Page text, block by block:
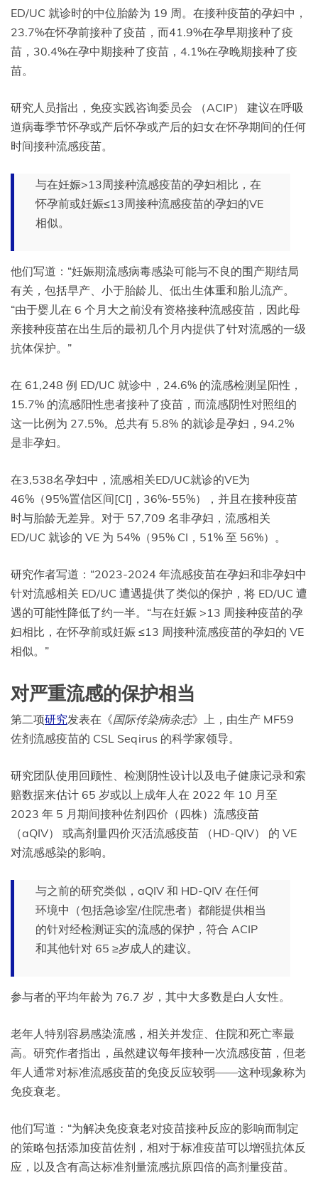
ED/UC 就诊时的中位胎龄为 19 周。在接种疫苗的孕妇中，
23.7%在怀孕前接种了疫苗，而41.9%在孕早期接种了疫
苗，30.4%在孕中期接种了疫苗，4.1%在孕晚期接种了疫
苗。
研究人员指出，免疫实践咨询委员会 （ACIP） 建议在呼吸
道病毒季节怀孕或产后怀孕或产后的妇女在怀孕期间的任何
时间接种流感疫苗。
与在妊娠>13周接种流感疫苗的孕妇相比，在
怀孕前或妊娠≤13周接种流感疫苗的孕妇的VE
相似。
他们写道：“妊娠期流感病毒感染可能与不良的围产期结局
有关，包括早产、小于胎龄儿、低出生体重和胎儿流产。
“由于婴儿在 6 个月大之前没有资格接种流感疫苗，因此母
亲接种疫苗在出生后的最初几个月内提供了针对流感的一级
抗体保护。”
在 61,248 例 ED/UC 就诊中，24.6% 的流感检测呈阳性，
15.7% 的流感阳性患者接种了疫苗，而流感阴性对照组的
这一比例为 27.5%。总共有 5.8% 的就诊是孕妇，94.2%
是非孕妇。
在3,538名孕妇中，流感相关ED/UC就诊的VE为
46%（95%置信区间[CI]，36%-55%），并且在接种疫苗
时与胎龄无差异。对于 57,709 名非孕妇，流感相关
ED/UC 就诊的 VE 为 54%（95% CI，51% 至 56%）。
研究作者写道：“2023-2024 年流感疫苗在孕妇和非孕妇中
针对流感相关 ED/UC 遭遇提供了类似的保护，将 ED/UC 遭
遇的可能性降低了约一半。“与在妊娠 >13 周接种疫苗的孕
妇相比，在怀孕前或妊娠 ≤13 周接种流感疫苗的孕妇的 VE
相似。”
对严重流感的保护相当
第二项研究发表在《国际传染病杂志》上，由生产 MF59
佐剂流感疫苗的 CSL Seqirus 的科学家领导。
研究团队使用回顾性、检测阴性设计以及电子健康记录和索
赔数据来估计 65 岁或以上成年人在 2022 年 10 月至
2023 年 5 月期间接种佐剂四价（四株）流感疫苗
（aQIV） 或高剂量四价灭活流感疫苗 （HD-QIV） 的 VE
对流感感染的影响。
与之前的研究类似，aQIV 和 HD-QIV 在任何
环境中（包括急诊室/住院患者）都能提供相当
的针对经检测证实的流感的保护，符合 ACIP
和其他针对 65 ≥岁成人的建议。
参与者的平均年龄为 76.7 岁，其中大多数是白人女性。
老年人特别容易感染流感，相关并发症、住院和死亡率最
高。研究作者指出，虽然建议每年接种一次流感疫苗，但老
年人通常对标准流感疫苗的免疫反应较弱——这种现象称为
免疫衰老。
他们写道：“为解决免疫衰老对疫苗接种反应的影响而制定
的策略包括添加疫苗佐剂，相对于标准疫苗可以增强抗体反
应，以及含有高达标准剂量流感抗原四倍的高剂量疫苗。